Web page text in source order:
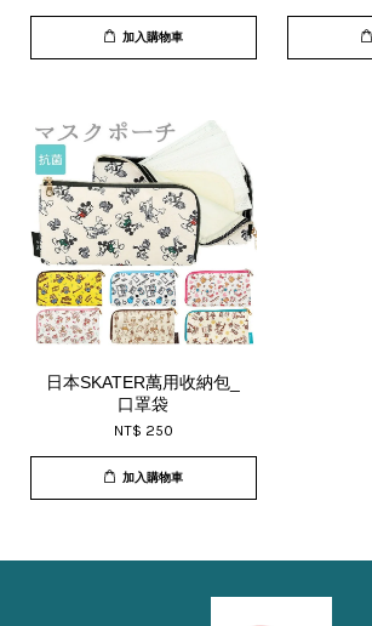
加入購物車
日本SKATER萬用收納包_
口罩袋
NT$ 250
加入購物車